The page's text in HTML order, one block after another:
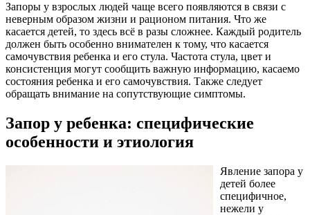
Запоры у взрослых людей чаще всего появляются в связи с
неверным образом жизни и рационом питания. Что же
касается детей, то здесь всё в разы сложнее. Каждый родитель
должен быть особенно внимателен к тому, что касается
самочувствия ребенка и его стула. Частота стула, цвет и
консистенция могут сообщить важную информацию, касаемо
состояния ребенка и его самочувствия. Также следует
обращать внимание на сопутствующие симптомы.
Запор у ребенка: специфические
особенности и этиология
Явление запора у
детей более
специфичное,
нежели у